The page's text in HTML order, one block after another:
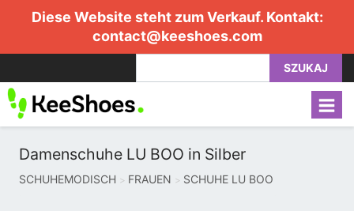
Diese Website steht zum Verkauf. Kontakt:
contact@keeshoes.com
SZUKAJ
Damenschuhe LU BOO in Silber
SCHUHEMODISCH FRAUEN SCHUHE LU BOO